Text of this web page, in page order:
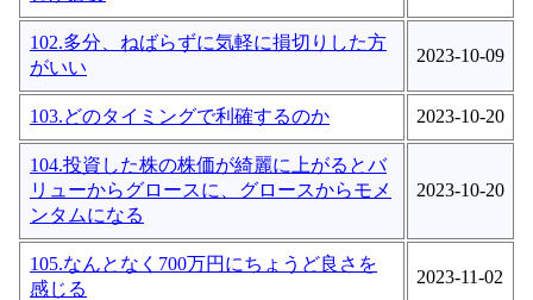
102.多分、ねばらずに気軽に損切りした方
がいい
2023-10-09
103.どのタイミングで利確するのか 2023-10-20
104.投資した株の株価が綺麗に上がるとバ
リューからグロースに、グロースからモメ
ンタムになる
2023-10-20
105.なんとなく700万円にちょうど良さを
感じる
2023-11-02